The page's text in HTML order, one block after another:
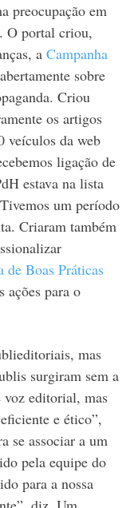
preocupação em
O portal criou,
a Campanha
sobre
Criou
os artigos
veículos da web
ligação de
estava na lista
um período
Criaram também
de Boas Práticas
ações para o
mas
surgiram sem a
voz editorial, mas
e ético”,
se associar a um
pela equipe do
para a nossa